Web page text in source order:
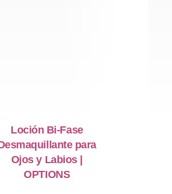
Loción Bi-Fase
para
Ojos y Labios |
OPTIONS